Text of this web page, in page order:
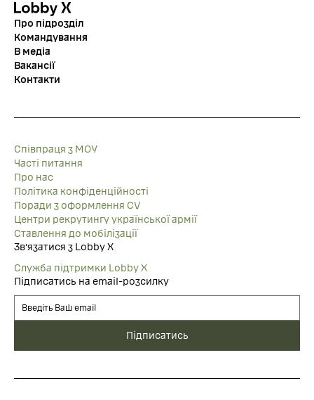
Про підрозділ
Командування
В медіа
Вакансії
Контакти
Співпраця з МОУ
Часті питання
Про нас
Політика конфіденційності
Поради з оформлення CV
Центри рекрутингу української армії
Ставлення до мобілізації
Звʼязатися з Lobby X
Служба підтримки Lobby X
Підписатись на email-розсилку